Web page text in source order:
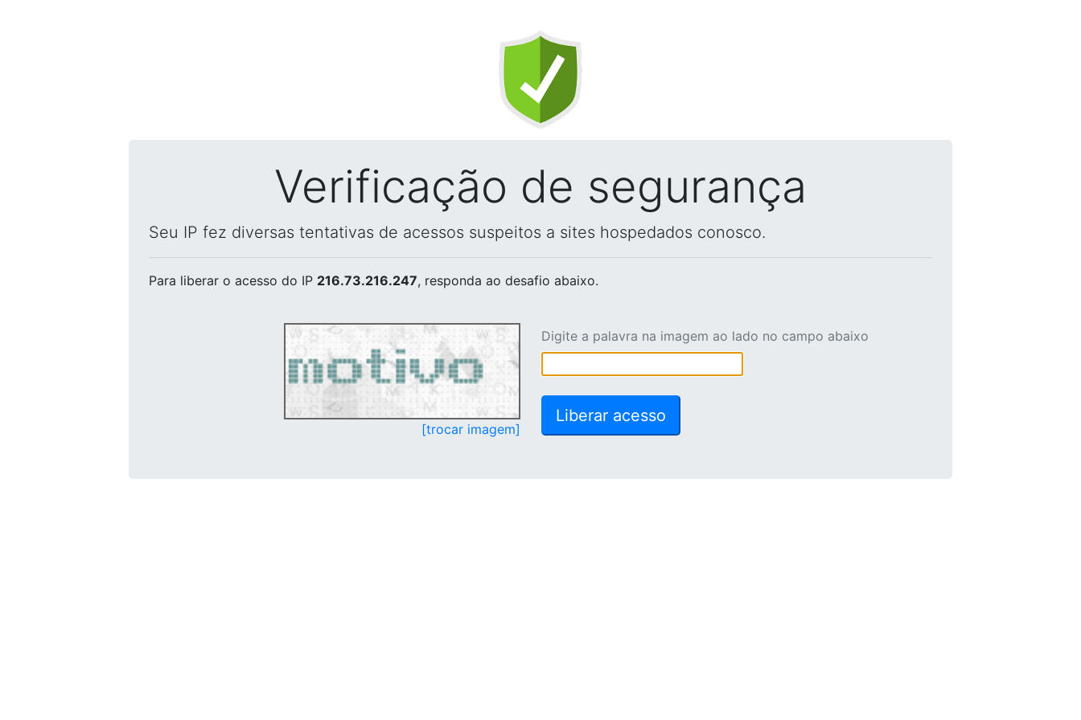
Verificação de segurança
Seu IP fez diversas tentativas de acessos suspeitos a sites hospedados conosco.
Para liberar o acesso do IP 216.73.216.247, responda ao desafio abaixo.
[trocar imagem]
Digite a palavra na imagem ao lado no campo abaixo